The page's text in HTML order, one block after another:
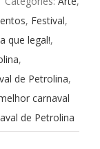
, Festival,
que legal!,
,
de Petrolina,
carnaval
de Petrolina